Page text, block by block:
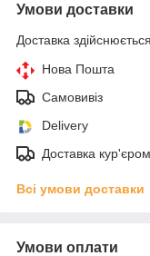
Умови доставки
Доставка
Нова Пошта
Самовивіз
Delivery
Доставка
Всі умови доставки
Умови оплати